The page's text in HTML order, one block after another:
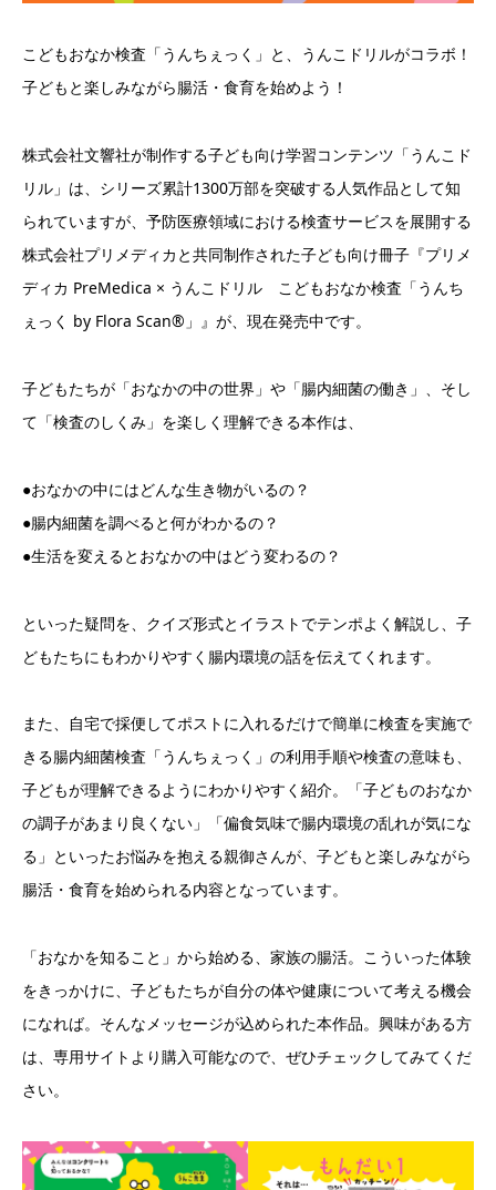
こどもおなか検査「うんちぇっく」と、うんこドリルがコラボ！
子どもと楽しみながら腸活・食育を始めよう！
株式会社文響社が制作する子ども向け学習コンテンツ「うんこド
リル」は、シリーズ累計1300万部を突破する人気作品として知
られていますが、予防医療領域における検査サービスを展開する
株式会社プリメディカと共同制作された子ども向け冊子『プリメ
ディカ PreMedica × うんこドリル こどもおなか検査「うんち
ぇっく by Flora Scan®」』が、現在発売中です。
子どもたちが「おなかの中の世界」や「腸内細菌の働き」、そし
て「検査のしくみ」を楽しく理解できる本作は、
●おなかの中にはどんな生き物がいるの？
●腸内細菌を調べると何がわかるの？
●生活を変えるとおなかの中はどう変わるの？
といった疑問を、クイズ形式とイラストでテンポよく解説し、子
どもたちにもわかりやすく腸内環境の話を伝えてくれます。
また、自宅で採便してポストに入れるだけで簡単に検査を実施で
きる腸内細菌検査「うんちぇっく」の利用手順や検査の意味も、
子どもが理解できるようにわかりやすく紹介。「子どものおなか
の調子があまり良くない」「偏食気味で腸内環境の乱れが気にな
る」といったお悩みを抱える親御さんが、子どもと楽しみながら
腸活・食育を始められる内容となっています。
「おなかを知ること」から始める、家族の腸活。こういった体験
をきっかけに、子どもたちが自分の体や健康について考える機会
になれば。そんなメッセージが込められた本作品。興味がある方
は、専用サイトより購入可能なので、ぜひチェックしてみてくだ
さい。